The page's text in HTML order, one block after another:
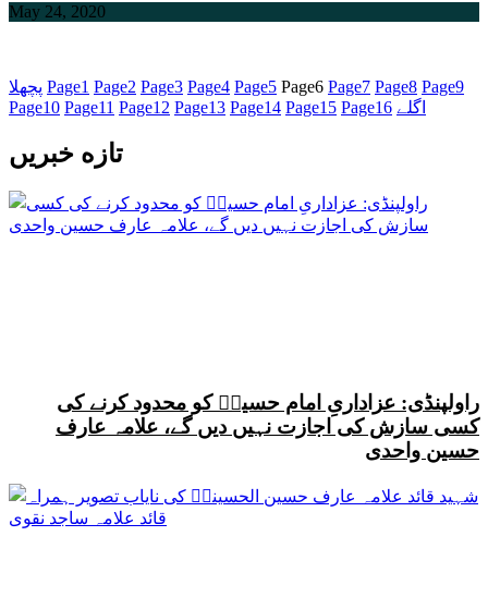
May 24, 2020
پچھلا Page1 Page2 Page3 Page4 Page5 Page6 Page7 Page8 Page9
Page10 Page11 Page12 Page13 Page14 Page15 Page16 اگلے
تازه خبریں
راولپنڈی: عزاداریِ امام حسینؑ کو محدود کرنے کی
کسی سازش کی اجازت نہیں دیں گے، علامہ عارف
حسین واحدی